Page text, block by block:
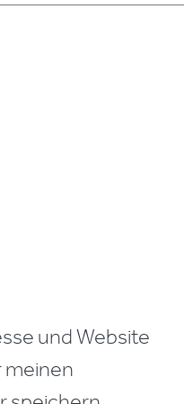
und Website
meinen